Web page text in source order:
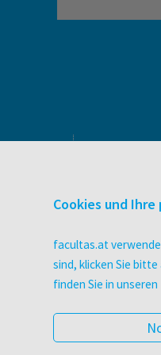
Cookies und
facultas.at
sind, klicken Sie
finden Sie in unseren